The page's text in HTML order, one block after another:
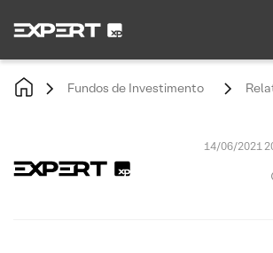
Fundos de Investimento
14/06/2021